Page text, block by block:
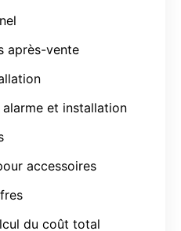
après-vente
et installation
accessoires
du coût total